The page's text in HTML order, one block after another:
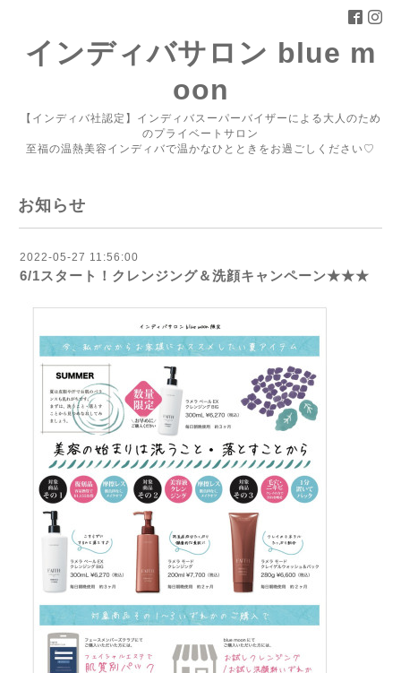
インディバサロン blue m
oon
【インディバ社認定】インディバスーパーバイザーによる大人のため
のプライベートサロン
至福の温熱美容インディバで温かなひとときをお過ごしください♡
お知らせ
2022-05-27 11:56:00
6/1スタート！クレンジング＆洗顔キャンペーン★★★